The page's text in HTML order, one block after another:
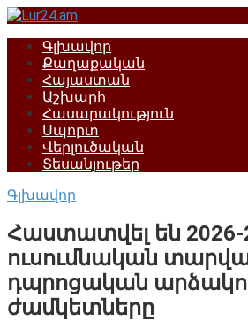
Перейти
контентуԳլխավոր
Քաղաքական
Հայաստան
Աշխարհ
Հասարակություն
Սպորտ
Վերլուծական
Տեսանյութեր
Գլխավոր
Հաստատվել են 2026-
ուսումնական
դպրոցական
ժամկետները